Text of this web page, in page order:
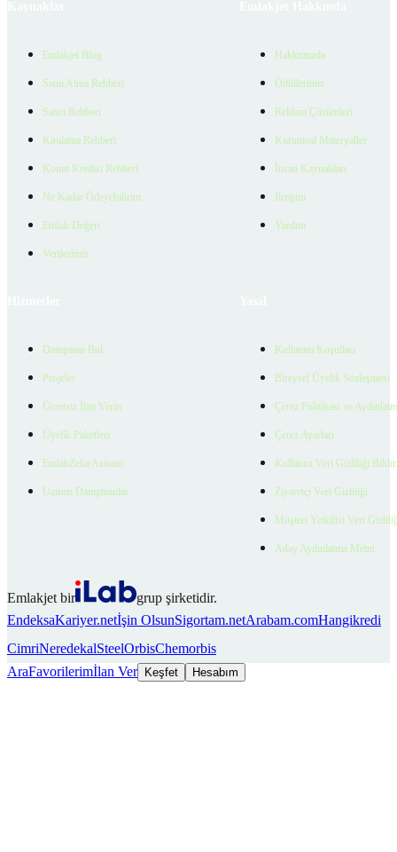
Emlakjet Blog
Satın Alma Rehberi
Satıcı Rehberi
Kiralama Rehberi
Konut Kredisi Rehberi
Ne Kadar Ödeyebilirim
Emlak Değeri
Verilerimiz
Hakkımızda
Ödüllerimiz
Reklam Çözümleri
Kurumsal Materyaller
İnsan Kaynakları
İletişim
Yardım
Danışman Bul
Projeler
Ücretsiz İlan Verin
Üyelik Paketleri
EmlakZeka Asistan
Uzman Danışmanlar
Kullanım Koşulları
Bireysel Üyelik Sözleşmesi
Çerez Politikası ve
Çerez Ayarları
Kullanıcı Veri Gizliliği
Ziyaretçi Veri Gizliliği
Müşteri Yetkilisi Veri
Aday Aydınlatma Metni
Emlakjet bir
grup şirketidir.
EndeksaKariyer.netİşin OlsunSigortam.netArabam.comHangikredi
CimriNeredekalSteelOrbisChemorbis
AraFavorilerimİlan Ver Keşfet Hesabım